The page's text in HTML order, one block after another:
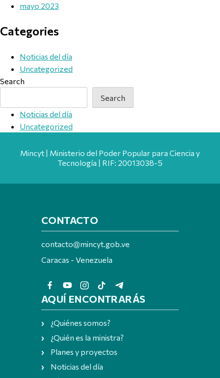
mayo 2023
Categories
Noticias del día
Uncategorized
Search
Search
Noticias del día
Uncategorized
Mincyt | Ministerio del Poder Popular para Ciencia y
Tecnología | RIF: 20013038-5
CONTACTO
contacto@mincyt.gob.ve
Caracas - Venezuela
AQUÍ ENCONTRARÁS
¿Quiénes somos?
¿Quién es la ministra?
Planes y proyectos
Noticias del día